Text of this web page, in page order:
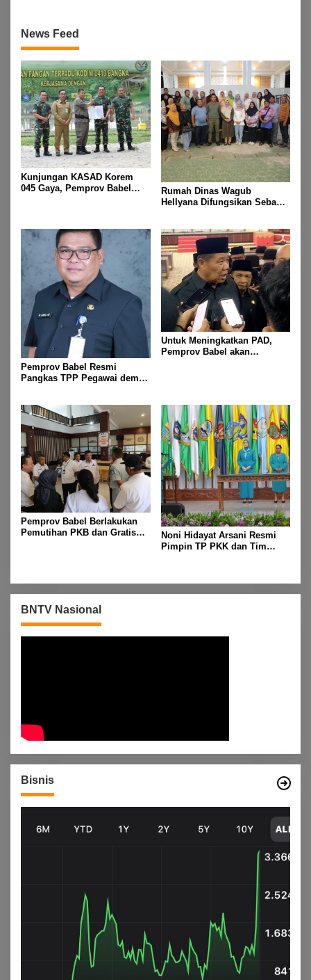
News Feed
Kunjungan KASAD Korem
045 Gaya, Pemprov Babel
Rumah Dinas Wagub
Hellyana Difungsikan Sebagai
Pemprov Babel Resmi
Pangkas TPP Pegawai demi
Untuk Meningkatkan PAD,
Pemprov Babel akan
Pemprov Babel Berlakukan
Pemutihan PKB dan Gratis
Noni Hidayat Arsani Resmi
Pimpin TP PKK dan Tim
BNTV Nasional
Bisnis